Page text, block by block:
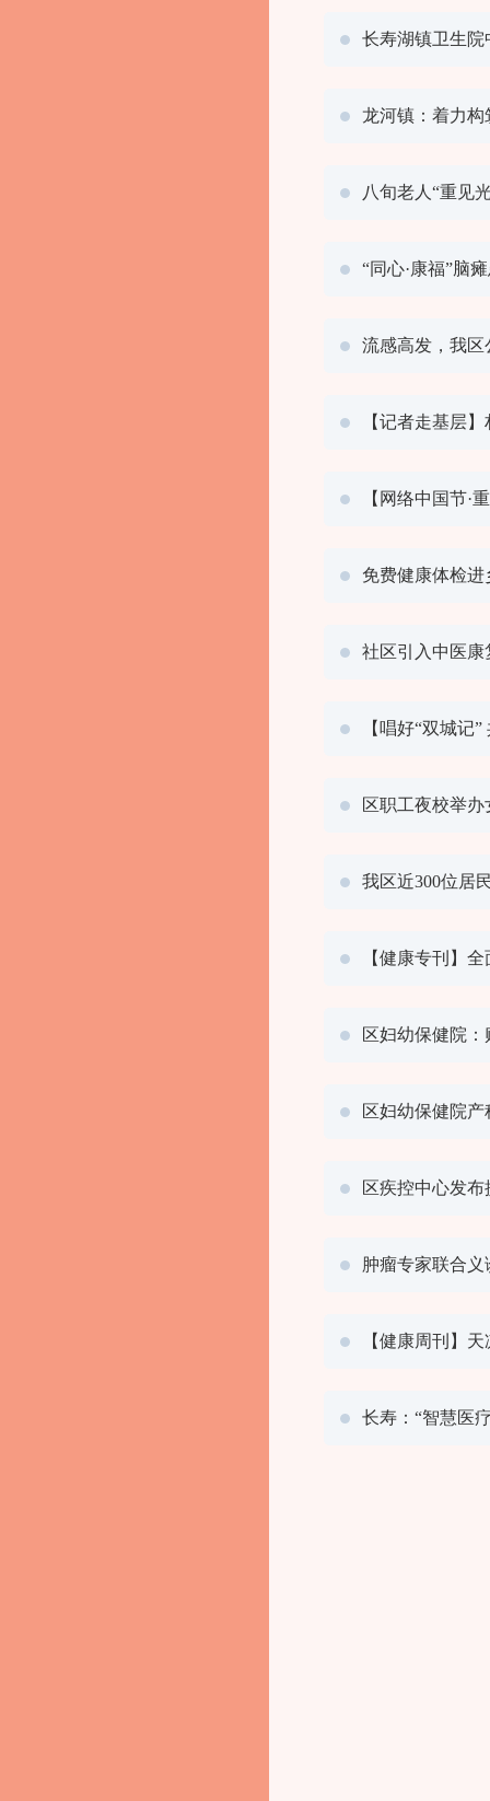
长寿湖镇卫生
龙河镇：着力
八旬老人“重见
“同心·康福”脑
流感高发，我
【记者走基层
【网络中国节·
免费健康体检进
社区引入中医
【唱好“双城记
区职工夜校举
我区近300位居
【健康专刊】
区妇幼保健院：
区妇幼保健院
区疾控中心发
肿瘤专家联合义
【健康周刊】
长寿：“智慧医